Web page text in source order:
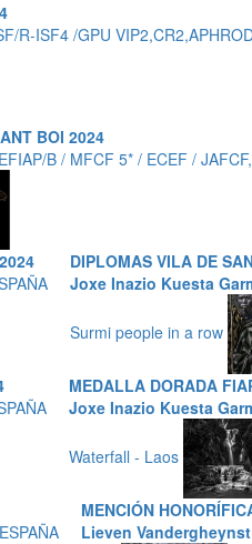
R-ISF4 /GPU
BOI 2024
B / MFCF 5* / ECEF /
DIPLOMAS VILA DE
Joxe Inazio Kuesta
Surmi people in a row
MEDALLA DORADA
Joxe Inazio Kuesta
Waterfall - Laos
MENCIÓN
Lieven Vandergheynst